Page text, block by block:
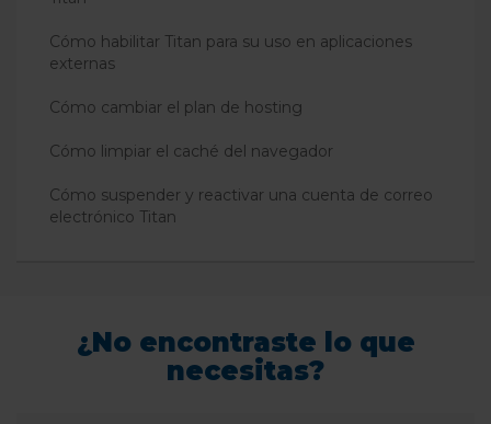
Cómo habilitar Titan para su uso en aplicaciones
externas
Cómo cambiar el plan de hosting
Cómo limpiar el caché del navegador
Cómo suspender y reactivar una cuenta de correo
electrónico Titan
¿No encontraste lo que
necesitas?